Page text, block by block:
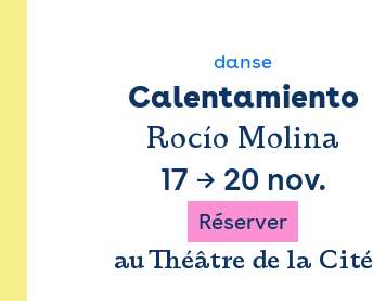
danse
Calentamiento
Rocío Molina
17 → 20 nov.
Réserver
au Théâtre de la Cité